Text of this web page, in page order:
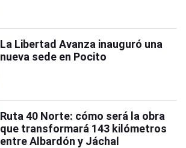
La Libertad Avanza inauguró una
nueva sede en Pocito
Ruta 40 Norte: cómo será la obra
que transformará 143 kilómetros
entre Albardón y Jáchal